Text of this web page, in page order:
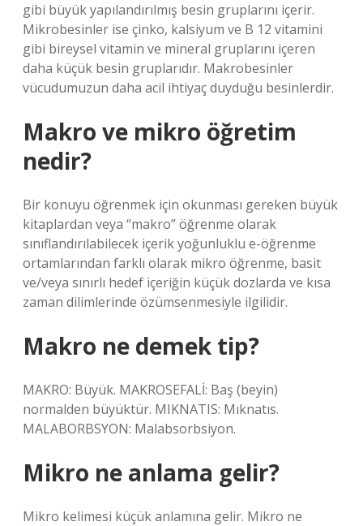
gibi büyük yapılandırılmış besin gruplarını içerir.
Mikrobesinler ise çinko, kalsiyum ve B 12 vitamini
gibi bireysel vitamin ve mineral gruplarını içeren
daha küçük besin gruplarıdır. Makrobesinler
vücudumuzun daha acil ihtiyaç duyduğu besinlerdir.
Makro ve mikro öğretim
nedir?
Bir konuyu öğrenmek için okunması gereken büyük
kitaplardan veya “makro” öğrenme olarak
sınıflandırılabilecek içerik yoğunluklu e-öğrenme
ortamlarından farklı olarak mikro öğrenme, basit
ve/veya sınırlı hedef içeriğin küçük dozlarda ve kısa
zaman dilimlerinde özümsenmesiyle ilgilidir.
Makro ne demek tip?
MAKRO: Büyük. MAKROSEFALİ: Baş (beyin)
normalden büyüktür. MIKNATIS: Mıknatıs.
MALABORBSYON: Malabsorbsiyon.
Mikro ne anlama gelir?
Mikro kelimesi küçük anlamına gelir. Mikro ne